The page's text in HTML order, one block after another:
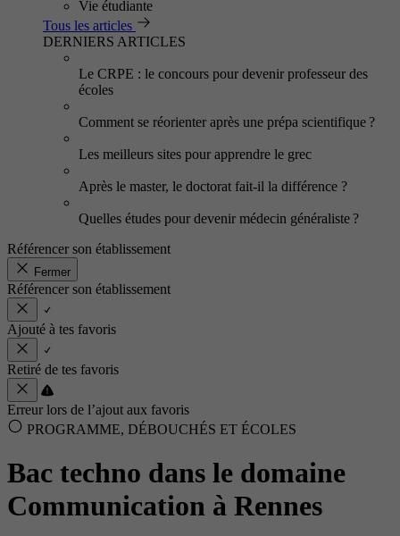
Vie étudiante
Tous les articles
DERNIERS ARTICLES
Le CRPE : le concours pour devenir professeur des
écoles
Comment se réorienter après une prépa scientifique ?
Les meilleurs sites pour apprendre le grec
Après le master, le doctorat fait-il la différence ?
Quelles études pour devenir médecin généraliste ?
Référencer son établissement
Fermer
Référencer son établissement
Ajouté à tes favoris
Retiré de tes favoris
Erreur lors de l’ajout aux favoris
PROGRAMME, DÉBOUCHÉS ET ÉCOLES
Bac techno dans le domaine
Communication à Rennes